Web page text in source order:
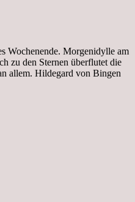
Wochenende. Morgenidylle am
zu den Sternen überflutet die
allem. Hildegard von Bingen